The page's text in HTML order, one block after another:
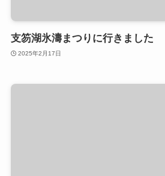
支笏湖氷濤まつりに行きました
2025年2月17日